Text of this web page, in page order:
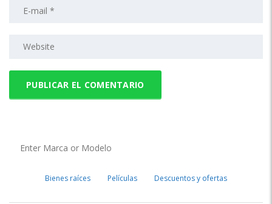
Bienes raíces Películas Descuentos y ofertas